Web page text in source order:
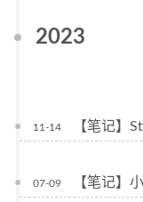
2023
11-14 【笔记】
07-09 【笔记】